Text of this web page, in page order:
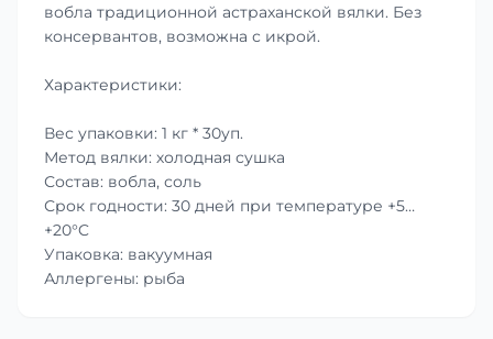
вобла традиционной астраханской вялки. Без
консервантов, возможна с икрой.
Характеристики:
Вес упаковки: 1 кг * 30уп.
Метод вялки: холодная сушка
Состав: вобла, соль
Срок годности: 30 дней при температуре +5…
+20°C
Упаковка: вакуумная
Аллергены: рыба